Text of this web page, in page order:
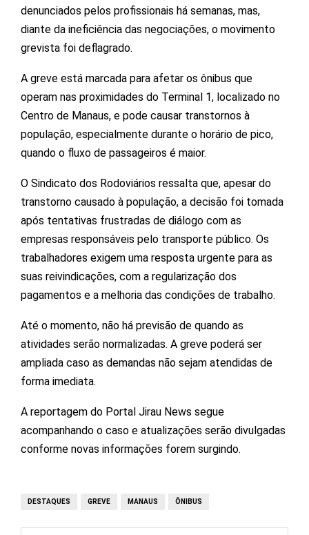
denunciados pelos profissionais há semanas, mas,
diante da ineficiência das negociações, o movimento
grevista foi deflagrado.
A greve está marcada para afetar os ônibus que
operam nas proximidades do Terminal 1, localizado no
Centro de Manaus, e pode causar transtornos à
população, especialmente durante o horário de pico,
quando o fluxo de passageiros é maior.
O Sindicato dos Rodoviários ressalta que, apesar do
transtorno causado à população, a decisão foi tomada
após tentativas frustradas de diálogo com as
empresas responsáveis pelo transporte público. Os
trabalhadores exigem uma resposta urgente para as
suas reivindicações, com a regularização dos
pagamentos e a melhoria das condições de trabalho.
Até o momento, não há previsão de quando as
atividades serão normalizadas. A greve poderá ser
ampliada caso as demandas não sejam atendidas de
forma imediata.
A reportagem do Portal Jirau News segue
acompanhando o caso e atualizações serão divulgadas
conforme novas informações forem surgindo.
DESTAQUES GREVE MANAUS ÔNIBUS